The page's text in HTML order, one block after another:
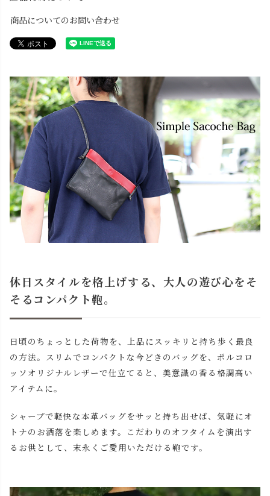
商品についてのお問い合わせ
休日スタイルを格上げする、大人の遊び心をそ
そるコンパクト鞄。
日頃のちょっとした荷物を、上品にスッキリと持ち歩く最良
の方法。スリムでコンパクトな今どきのバッグを、ポルコロ
ッソオリジナルレザーで仕立てると、美意識の香る格調高い
アイテムに。
シャープで軽快な本革バッグをサッと持ち出せば、気軽にオ
トナのお洒落を楽しめます。こだわりのオフタイムを演出す
るお供として、末永くご愛用いただける鞄です。